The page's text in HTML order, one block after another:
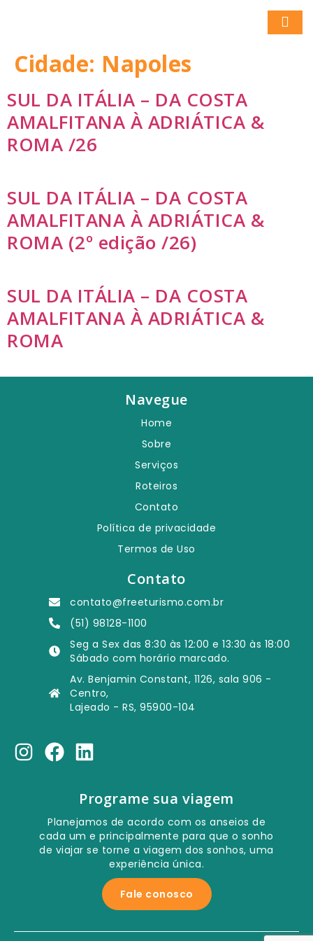
Cidade: Napoles
SUL DA ITÁLIA – DA COSTA
AMALFITANA À ADRIÁTICA &
ROMA /26
SUL DA ITÁLIA – DA COSTA
AMALFITANA À ADRIÁTICA &
ROMA (2º edição /26)
SUL DA ITÁLIA – DA COSTA
AMALFITANA À ADRIÁTICA &
ROMA
Navegue
Home
Sobre
Serviços
Roteiros
Contato
Política de privacidade
Termos de Uso
Contato
contato@freeturismo.com.br
(51) 98128-1100
Seg a Sex das 8:30 às 12:00 e 13:30 às 18:00
Sábado com horário marcado.
Av. Benjamin Constant, 1126, sala 906 -
Centro,
Lajeado - RS, 95900-104
Programe sua viagem
Planejamos de acordo com os anseios de
cada um e principalmente para que o sonho
de viajar se torne a viagem dos sonhos, uma
experiência única.
Fale conosco